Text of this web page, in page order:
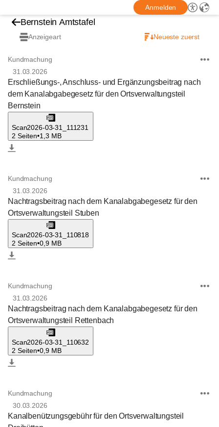
Anmelden
Bernstein Amtstafel
Anzeigeart Neueste zuerst
Kundmachung
31.03.2026
Erschließungs-, Anschluss- und Ergänzungsbeitrag nach
dem Kanalabgabegesetz für den Ortsverwaltungsteil
Bernstein
Scan2026-03-31_111231
2 Seiten•1,3 MB
Kundmachung
31.03.2026
Nachtragsbeitrag nach dem Kanalabgabegesetz für den
Ortsverwaltungsteil Stuben
Scan2026-03-31_110818
2 Seiten•0,9 MB
Kundmachung
31.03.2026
Nachtragsbeitrag nach dem Kanalabgabegesetz für den
Ortsverwaltungsteil Rettenbach
Scan2026-03-31_110632
2 Seiten•0,9 MB
Kundmachung
30.03.2026
Kanalbenützungsgebühr für den Ortsverwaltungsteil